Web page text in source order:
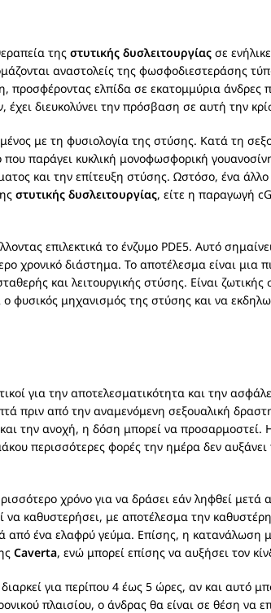
της στυτικής δυσλειτουργίας σε
αναστολείς της φωσφοδιεστεράσης
προσφέροντας ελπίδα σε εκατομμύρια
διευκολύνει την πρόσβαση σε αυτή την
με τη φυσιολογία της στύσης. Κατά τη
που παράγει κυκλική μονοφωσφορική
και την επίτευξη στύσης. Ωστόσο, ένα
στυτικής δυσλειτουργίας, είτε η παραγωγή
επιλεκτικά το ένζυμο PDE5. Αυτό
χρονικό διάστημα. Το αποτέλεσμα είναι
και λειτουργικής στύσης. Είναι ζωτικής
ο φυσικός μηχανισμός της στύσης και να
για την αποτελεσματικότητα και την
πριν από την αναμενόμενη σεξουαλική
την ανοχή, η δόση μπορεί να προσαρμοστεί.
περισσότερες φορές την ημέρα δεν
χρόνο για να δράσει εάν ληφθεί
να καθυστερήσει, με αποτέλεσμα την
από ένα ελαφρύ γεύμα. Επίσης, η κατανάλωση
Caverta, ενώ μπορεί επίσης να αυξήσει τον
για περίπου 4 έως 5 ώρες, αν και αυτό
πλαισίου, ο άνδρας θα είναι σε θέση να